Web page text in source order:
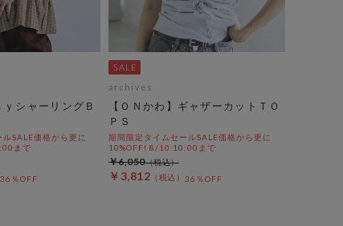
シャーリングＢ
SALE価格から更に
まで
36％OFF
archives
【ＯＮかわ】ギャザーカットＴＯ
ＰＳ
期間限定タイムセールSALE価格から更に
10%OFF! 8/10 10:00まで
￥3,812 36％OFF
￥6,050